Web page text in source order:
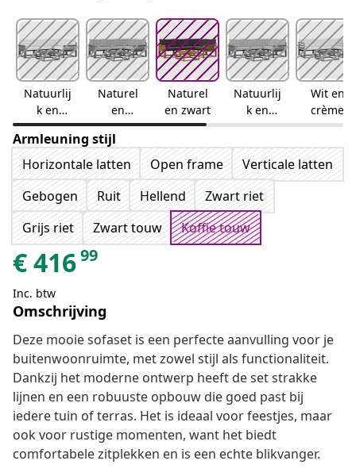
Natuurlij
k en
crème
Naturel
en
lichtgrijs
Naturel
en zwart
Natuurlij
k en
beige
Wit en
crème
Armleuning stijl
Horizontale latten
Open frame
Verticale latten
Gebogen
Ruit Hellend
Zwart riet
Grijs riet
Zwart touw Koffie touw
€41699
Inc. btw
Omschrijving
Deze mooie sofaset is een perfecte aanvulling voor je
buitenwoonruimte, met zowel stijl als functionaliteit.
Dankzij het moderne ontwerp heeft de set strakke
lijnen en een robuuste opbouw die goed past bij
iedere tuin of terras. Het is ideaal voor feestjes, maar
ook voor rustige momenten, want het biedt
comfortabele zitplekken en is een echte blikvanger.